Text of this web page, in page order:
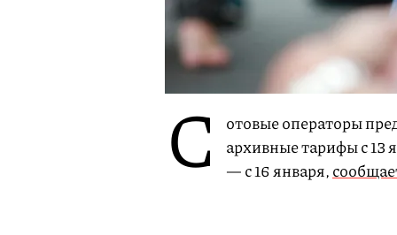
С
отовые операторы
архивные тарифы с 13
— с 16 января,